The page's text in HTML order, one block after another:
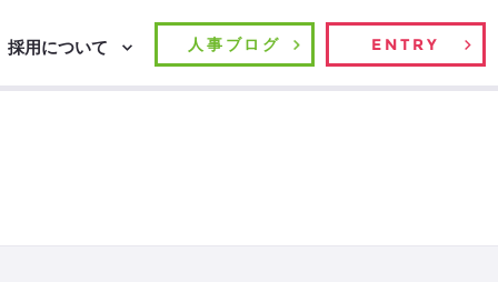
採用について 人事ブログ ENTRY